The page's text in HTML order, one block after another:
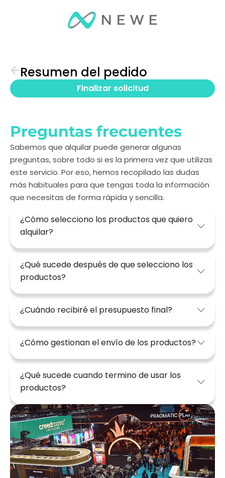
Resumen del pedido
Finalizar solicitud
Preguntas frecuentes
Sabemos que alquilar puede generar algunas
preguntas, sobre todo si es la primera vez que utilizas
este servicio. Por eso, hemos recopilado las dudas
más habituales para que tengas toda la información
que necesitas de forma rápida y sencilla.
¿Cómo selecciono los productos que quiero
alquilar?
¿Qué sucede después de que selecciono los
productos?
¿Cuándo recibiré el presupuesto final?
¿Cómo gestionan el envío de los productos?
¿Qué sucede cuando termino de usar los
productos?